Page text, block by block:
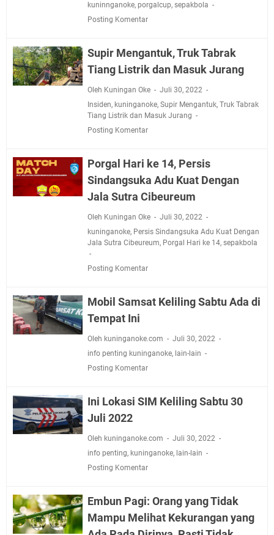
kuninnganoke, porgalcup, sepakbola
Posting Komentar
Supir Mengantuk, Truk Tabrak
Tiang Listrik dan Masuk Jurang
Oleh Kuningan Oke
Juli 30, 2022
Insiden, kuninganoke, Supir Mengantuk, Truk Tabrak
Tiang Listrik dan Masuk Jurang
Posting Komentar
Porgal Hari ke 14, Persis
Sindangsuka Adu Kuat Dengan
Jala Sutra Cibeureum
Oleh Kuningan Oke
Juli 30, 2022
kuninganoke, Persis Sindangsuka Adu Kuat Dengan
Jala Sutra Cibeureum, Porgal Hari ke 14, sepakbola
Posting Komentar
Mobil Samsat Keliling Sabtu Ada di
Tempat Ini
Oleh kuninganoke.com
Juli 30, 2022
info penting kuninganoke, lain-lain
Posting Komentar
Ini Lokasi SIM Keliling Sabtu 30
Juli 2022
Oleh kuninganoke.com
Juli 30, 2022
info penting, kuninganoke, lain-lain
Posting Komentar
Embun Pagi: Orang yang Tidak
Mampu Melihat Kekurangan yang